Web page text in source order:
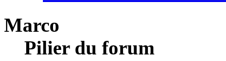
Marco
Pilier du forum